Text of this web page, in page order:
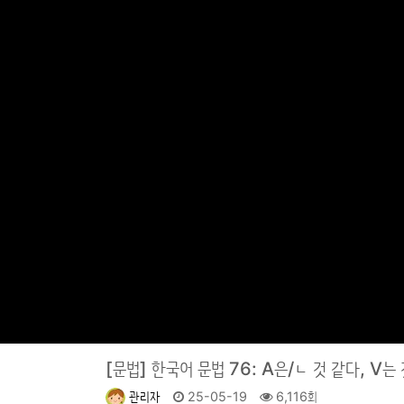
[문법] 한국어 문법 76: A은/ㄴ 것 같다, V는
관리자 25-05-19 6,116회